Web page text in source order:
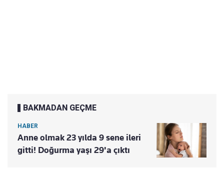
BAKMADAN GEÇME
HABER
Anne olmak 23 yılda 9 sene ileri
gitti! Doğurma yaşı 29'a çıktı